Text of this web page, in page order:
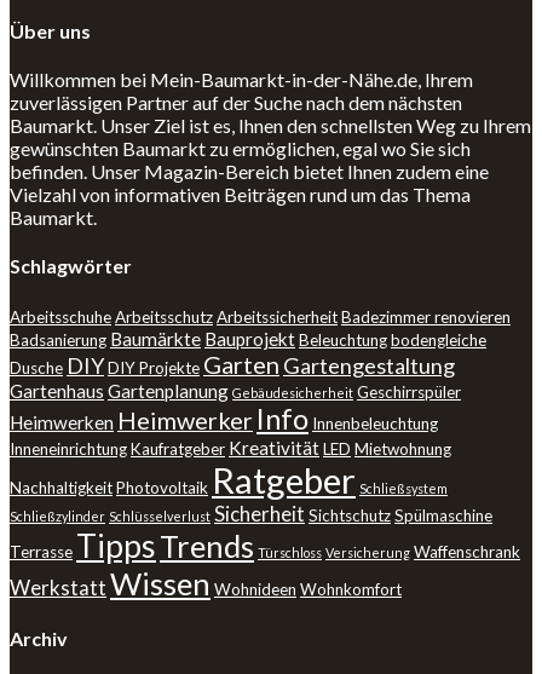
Über uns
Willkommen bei Mein-Baumarkt-in-der-Nähe.de, Ihrem
zuverlässigen Partner auf der Suche nach dem nächsten
Baumarkt. Unser Ziel ist es, Ihnen den schnellsten Weg zu Ihrem
gewünschten Baumarkt zu ermöglichen, egal wo Sie sich
befinden. Unser Magazin-Bereich bietet Ihnen zudem eine
Vielzahl von informativen Beiträgen rund um das Thema
Baumarkt.
Schlagwörter
ArbeitsschuheArbeitsschutzArbeitssicherheitBadezimmer renovieren
Badsanierung Baumärkte BauprojektBeleuchtungbodengleiche
Dusche DIYDIY Projekte Garten Gartengestaltung
Gartenhaus Gartenplanung Gebäudesicherheit Geschirrspüler
Heimwerken Heimwerker Info Innenbeleuchtung
InneneinrichtungKaufratgeber KreativitätLED Mietwohnung
NachhaltigkeitPhotovoltaik Ratgeber Schließsystem
Schließzylinder Schlüsselverlust Sicherheit SichtschutzSpülmaschine
Terrasse TippsTrends Türschloss Versicherung Waffenschrank
WerkstattWissen Wohnideen Wohnkomfort
Archiv